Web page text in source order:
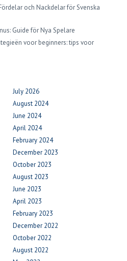
och Nackdelar för Svenska
Guide för Nya Spelare
voor beginners: tips voor
July 2026
August 2024
June 2024
April 2024
February 2024
December 2023
October 2023
August 2023
June 2023
April 2023
February 2023
December 2022
October 2022
August 2022